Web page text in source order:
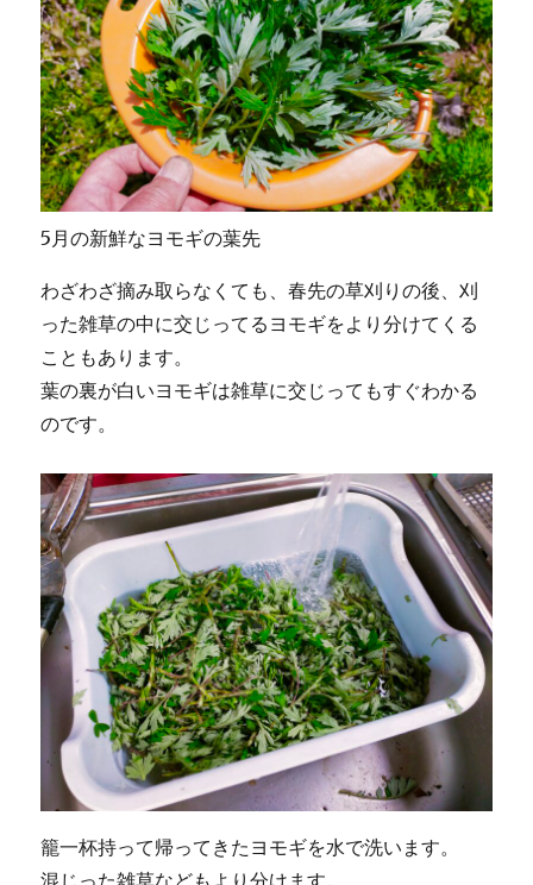
5月の新鮮なヨモギの葉先
わざわざ摘み取らなくても、春先の草刈りの後、刈
った雑草の中に交じってるヨモギをより分けてくる
こともあります。
葉の裏が白いヨモギは雑草に交じってもすぐわかる
のです。
籠一杯持って帰ってきたヨモギを水で洗います。